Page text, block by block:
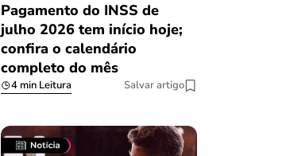
Achei muito rápido,
burocracia
Comentário retirado da nossa
Pagamento do INSS de
julho 2026 tem início hoje;
confira o calendário
completo do mês
4 min Leitura Salvar artigo